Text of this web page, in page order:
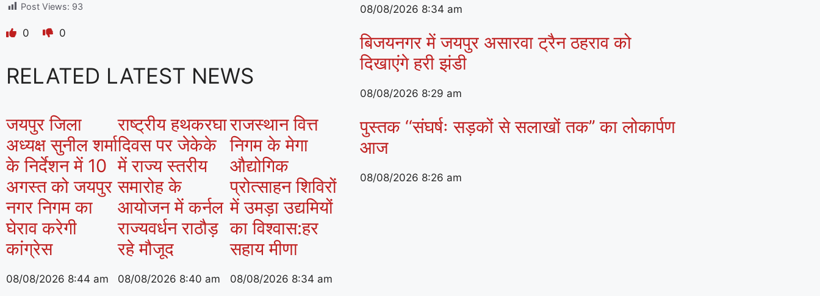
Post Views: 93
0 0
RELATED LATEST NEWS
जयपुर जिला
अध्यक्ष सुनील शर्मा
के निर्देशन में 10
अगस्त को जयपुर
नगर निगम का
घेराव करेगी
कांग्रेस
08/08/2026 8:44 am
राष्ट्रीय हथकरघा
दिवस पर जेकेके
में राज्य स्तरीय
समारोह के
आयोजन में कर्नल
राज्यवर्धन राठौड़
रहे मौजूद
08/08/2026 8:40 am
राजस्थान वित्त
निगम के मेगा
औद्योगिक
प्रोत्साहन शिविरों
में उमड़ा उद्यमियों
का विश्वास:हर
सहाय मीणा
08/08/2026 8:34 am
08/08/2026 8:34 am
बिजयनगर में जयपुर असारवा ट्रैन ठहराव को
दिखाएंगे हरी झंडी
08/08/2026 8:29 am
पुस्तक ‘‘संघर्षः सड़कों से सलाखों तक’’ का लोकार्पण
आज
08/08/2026 8:26 am